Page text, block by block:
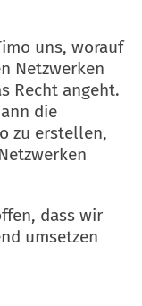
uns, worauf
Netzwerken
Recht angeht.
die
zu erstellen,
dass wir
umsetzen